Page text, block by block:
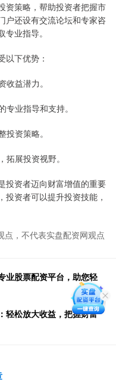
资策略，帮助投资者把握市
户还设有交流论坛和专家咨
业指导。
以下优势：
益潜力。
业指导和支持。
资策略。
展投资视野。
投资者迈向财富增值的重要
资者可以提升投资技能，
点，不代表实盘配资网观点
业股票配资平台，助您轻
轻松放大收益，把握财富